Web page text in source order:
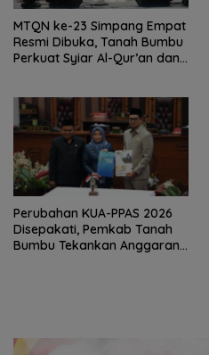
MTQN ke-23 Simpang Empat
Resmi Dibuka, Tanah Bumbu
Perkuat Syiar Al-Qur’an dan
Perubahan KUA-PPAS 2026
Disepakati, Pemkab Tanah
Bumbu Tekankan Anggaran